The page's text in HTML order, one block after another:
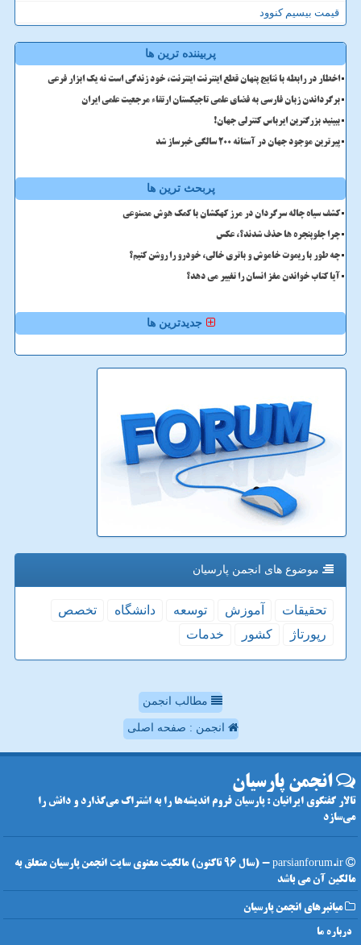
قیمت بیسیم کنوود
پربیننده ترین ها
اخطار در رابطه با نتایج پنهان قطع اینترنت اینترنت، خود زندگی است نه یک ابزار فرعی
برگرداندن زبان فارسی به فضای علمی تاجیکستان ارتقاء مرجعیت علمی ایران
ببینید بزرگترین ایرباس کنترلی جهان!
پیرترین موجود جهان در آستانه ۲۰۰ سالگی خبرساز شد
پربحث ترین ها
کشف سیاه چاله سرگردان در مرز کهکشان با کمک هوش مصنوعی
چرا جلوپنجره ها حذف شدند؟، عکس
چه طور با ریموت خاموش و باتری خالی، خودرو را روشن کنیم؟
آیا کتاب خواندن مغز انسان را تغییر می دهد؟
جدیدترین ها
موضوع های انجمن پارسیان
تحقیقات آموزش توسعه دانشگاه
تخصص
رپورتاژ
كشور خدمات
مطالب انجمن
انجمن : صفحه اصلی
انجمن پارسیان
تالار گفتگوی ایرانیان : پارسیان فروم اندیشه‌ها را به اشتراک می‌گذارد و دانش را
می‌سازد
parsianforum.ir - (سال 96 تاکنون) مالکیت معنوی سایت انجمن پارسیان متعلق به
مالکین آن می باشد
میانبرهای انجمن پارسیان
درباره ما